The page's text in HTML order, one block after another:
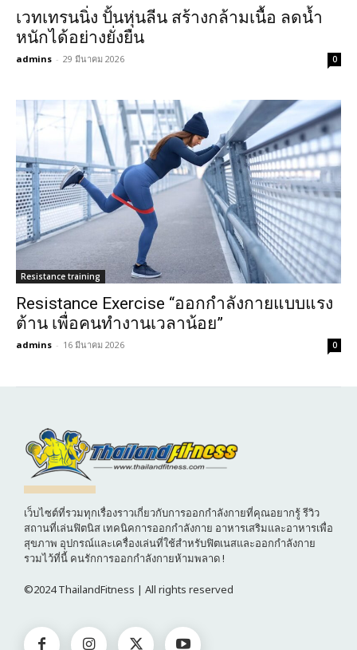
เวทเทรนนิ่ง ปั้นหุ่นลีน สร้างกล้ามเนื้อ ลดน้ำ
หนักได้อย่างยั่งยืน
admins - 29 มีนาคม 2026 0
Resistance training
Resistance Exercise “ออกกำลังกายแบบแรง
ต้าน เพื่อคนทำงานเวลาน้อย”
admins - 16 มีนาคม 2026 0
เว็บไซต์ที่รวมทุกเรื่องราวเกี่ยวกับการออกกำลังกายที่คุณอยากรู้ รีวิว
สถานที่เล่นฟิตนิส เทคนิคการออกกำลังกาย อาหารเสริมและอาหารเพื่อ
สุขภาพ อุปกรณ์และเครื่องเล่นที่ใช้สำหรับฟิตเนสและออกกำลังกาย
รวมไว้ที่นี้ คนรักการออกกำลังกายห้ามพลาด !
©2024 ThailandFitness | All rights reserved